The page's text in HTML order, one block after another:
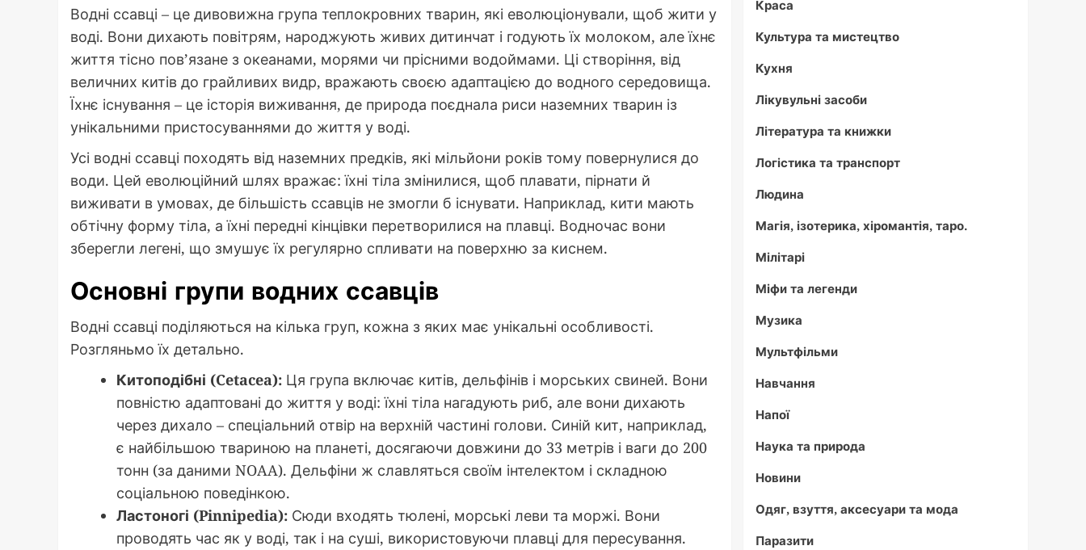
Водні ссавці – це дивовижна група теплокровних тварин, які еволюціонували, щоб жити у
воді. Вони дихають повітрям, народжують живих дитинчат і годують їх молоком, але їхнє
життя тісно пов’язане з океанами, морями чи прісними водоймами. Ці створіння, від
величних китів до грайливих видр, вражають своєю адаптацією до водного середовища.
Їхнє існування – це історія виживання, де природа поєднала риси наземних тварин із
унікальними пристосуваннями до життя у воді.
Усі водні ссавці походять від наземних предків, які мільйони років тому повернулися до
води. Цей еволюційний шлях вражає: їхні тіла змінилися, щоб плавати, пірнати й
виживати в умовах, де більшість ссавців не змогли б існувати. Наприклад, кити мають
обтічну форму тіла, а їхні передні кінцівки перетворилися на плавці. Водночас вони
зберегли легені, що змушує їх регулярно спливати на поверхню за киснем.
Основні групи водних ссавців
Водні ссавці поділяються на кілька груп, кожна з яких має унікальні особливості.
Розгляньмо їх детально.
Китоподібні (Cetacea): Ця група включає китів, дельфінів і морських свиней. Вони
повністю адаптовані до життя у воді: їхні тіла нагадують риб, але вони дихають
через дихало – спеціальний отвір на верхній частині голови. Синій кит, наприклад,
є найбільшою твариною на планеті, досягаючи довжини до 33 метрів і ваги до 200
тонн (за даними NOAA). Дельфіни ж славляться своїм інтелектом і складною
соціальною поведінкою.
Ластоногі (Pinnipedia): Сюди входять тюлені, морські леви та моржі. Вони
проводять час як у воді, так і на суші, використовуючи плавці для пересування.
Краса
Культура та мистецтво
Кухня
Лікувульні засоби
Література та книжки
Логістика та транспорт
Людина
Магія, ізотерика, хіромантія, таро.
Мілітарі
Міфи та легенди
Музика
Мультфільми
Навчання
Напої
Наука та природа
Новини
Одяг, взуття, аксесуари та мода
Паразити